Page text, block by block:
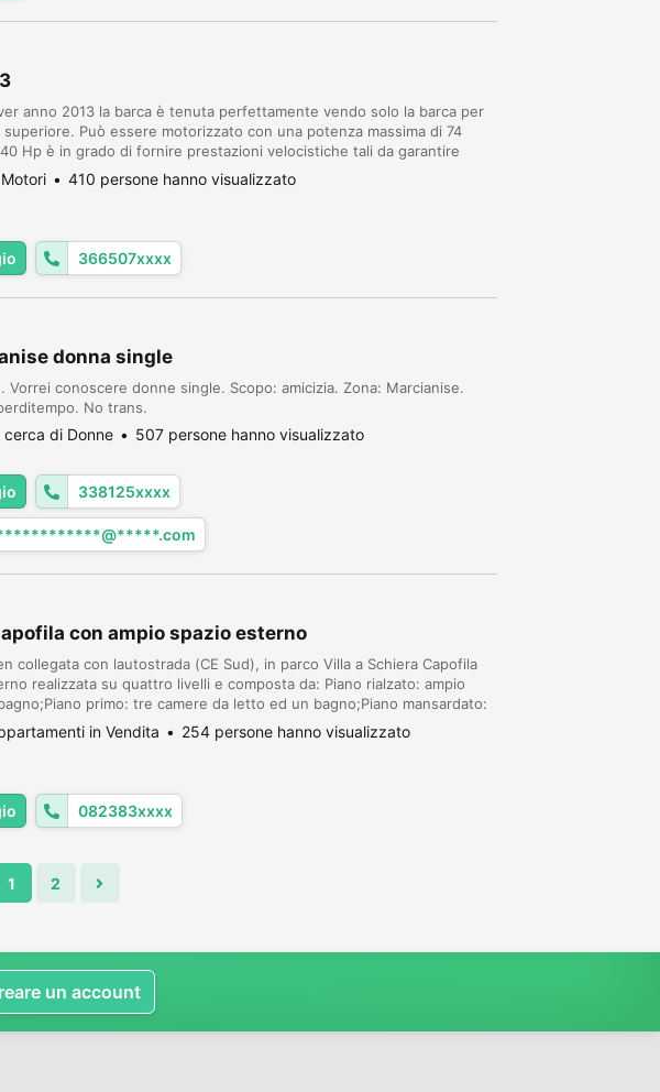
anno 2013 la barca è tenuta perfettamente vendo solo la barca per
Può essere motorizzato con una potenza massima di 74
Hp è in grado di fornire prestazioni velocistiche tali da garantire
La grandezza la rende unità da diporto davvero appetibile sia per...
410 persone hanno visualizzato
366507xxxx
donna single
Vorrei conoscere donne single. Scopo: amicizia. Zona: Marcianise.
No trans.
cerca di Donne 507 persone hanno visualizzato
338125xxxx
con ampio spazio esterno
collegata con lautostrada (CE Sud), in parco Villa a Schiera Capofila
realizzata su quattro livelli e composta da: Piano rialzato: ampio
primo: tre camere da letto ed un bagno;Piano mansardato:
seminterrato: taverna e box auto.Classe energetica G.Ri...
in Vendita 254 persone hanno visualizzato
082383xxxx
1 2
un account